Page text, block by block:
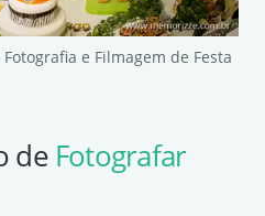
e Filmagem de Festa
de Fotografar